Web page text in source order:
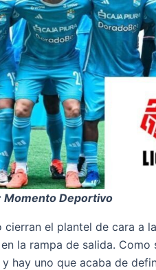
Momento Deportivo
el plantel de cara a
la rampa de salida. Como
hay uno que acaba de